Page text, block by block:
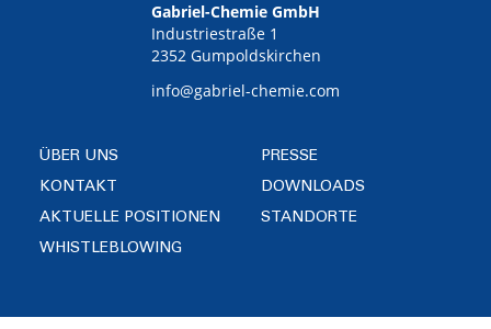
Gabriel-Chemie GmbH
Industriestraße 1
2352 Gumpoldskirchen
info@gabriel-chemie.com
ÜBER UNS
PRESSE
KONTAKT
DOWNLOADS
AKTUELLE POSITIONEN
STANDORTE
WHISTLEBLOWING